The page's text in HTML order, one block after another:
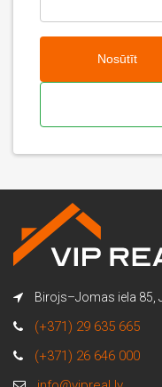
Nosūtīt
Birojs–Jomas iela 85,
(+371) 29 635 665
(+371) 26 646 000